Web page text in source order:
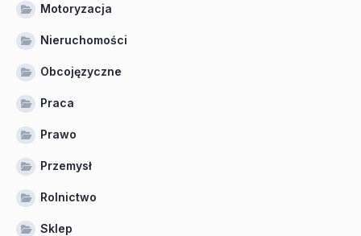
Motoryzacja
Nieruchomości
Obcojęzyczne
Praca
Prawo
Przemysł
Rolnictwo
Sklep